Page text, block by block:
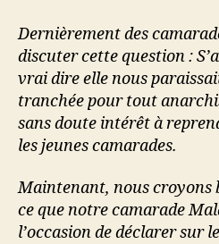
Dernièrement des
discuter cette question :
vrai dire elle nous
tranchée pour tout
sans doute intérêt à
les jeunes camarades.
Maintenant, nous croyons
ce que notre camarade
l’occasion de déclarer sur